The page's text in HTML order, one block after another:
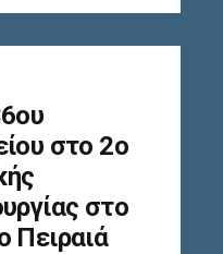
στο 2ο
στο
Πειραιά